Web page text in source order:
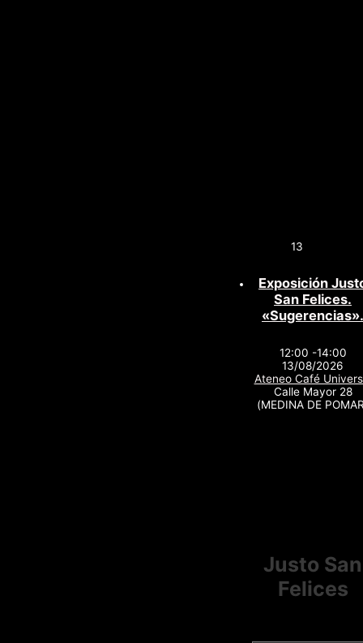
13
Exposición
San Felices.
«Sugerencias».
12:00 -14:00
13/08/2026
Ateneo Café
Calle Mayor 28
(MEDINA DE
Justo San
Felices